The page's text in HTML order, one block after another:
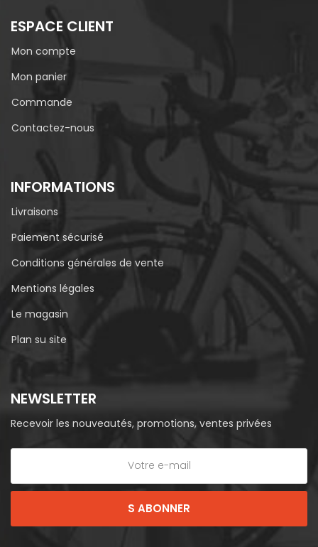
ESPACE CLIENT
Mon compte
Mon panier
Commande
Contactez-nous
INFORMATIONS
Livraisons
Paiement sécurisé
Conditions générales de vente
Mentions légales
Le magasin
Plan su site
NEWSLETTER
Recevoir les nouveautés, promotions, ventes privées
S ABONNER